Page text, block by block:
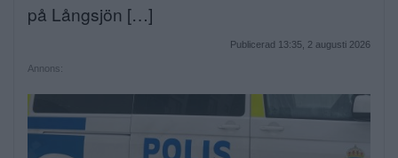
på Långsjön […]
Publicerad 13:35, 2 augusti 2026
Annons: